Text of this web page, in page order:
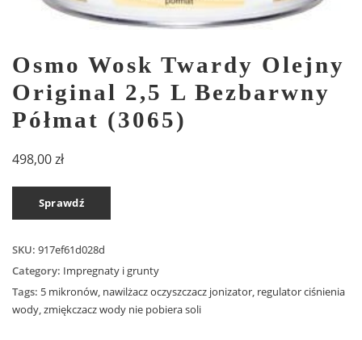
Osmo Wosk Twardy Olejny
Original 2,5 L Bezbarwny
Półmat (3065)
498,00zł
Sprawdź
SKU: 917ef61d028d
Category: Impregnaty i grunty
Tags: 5 mikronów, nawilżacz oczyszczacz jonizator, regulator ciśnienia
wody,zmiękczacz wody nie pobiera soli